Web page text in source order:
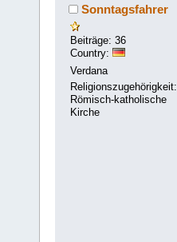
Sonntagsfahrer
Beiträge: 36
Country:
Verdana
Religionszugehörigkeit:
Römisch-katholische
Kirche